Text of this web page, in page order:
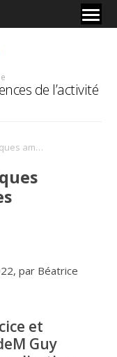
de l’activité
Quand les mathématiques améliorent vos séances d’entraînement
par Béatrice
et
Guy